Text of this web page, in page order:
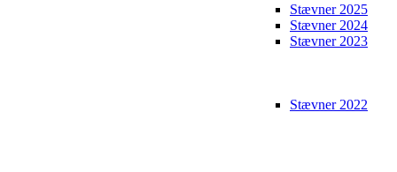
Stævner 2025
Stævner 2024
Stævner 2023
Stævner 2022